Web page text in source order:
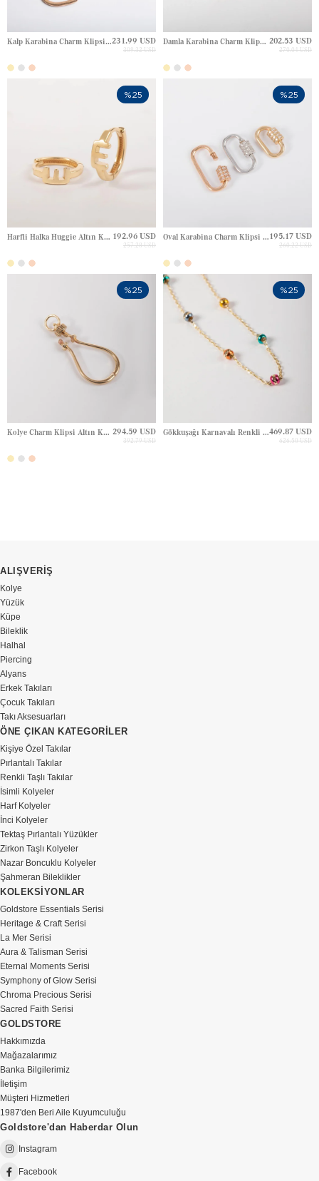
Kalp Karabina Charm Klipsi Altın Kolye231.99 USD
309.32 USD
Damla Karabina Charm Klipsi Altın Kolye Ucu 202.53 USD
270.04 USD
Harfli Halka Huggie Altın Küpe 192.96 USD
257.28 USD
%25
Oval Karabina Charm Klipsi Altın Kolye195.17 USD
260.22 USD
%25
Kolye Charm Klipsi Altın Kolye 294.59 USD
392.79 USD
%25
Gökkuşağı Karnavalı Renkli Dorika Altın Kolye469.87 USD
626.50 USD
%25
ALIŞVERİŞ
Kolye
Yüzük
Küpe
Bileklik
Halhal
Piercing
Alyans
Erkek Takıları
Çocuk Takıları
Takı Aksesuarları
ÖNE ÇIKAN KATEGORİLER
Kişiye Özel Takılar
Pırlantalı Takılar
Renkli Taşlı Takılar
İsimli Kolyeler
Harf Kolyeler
İnci Kolyeler
Tektaş Pırlantalı Yüzükler
Zirkon Taşlı Kolyeler
Nazar Boncuklu Kolyeler
Şahmeran Bileklikler
KOLEKSİYONLAR
Goldstore Essentials Serisi
Heritage & Craft Serisi
La Mer Serisi
Aura & Talisman Serisi
Eternal Moments Serisi
Symphony of Glow Serisi
Chroma Precious Serisi
Sacred Faith Serisi
GOLDSTORE
Hakkımızda
Mağazalarımız
Banka Bilgilerimiz
İletişim
Müşteri Hizmetleri
1987'den Beri Aile Kuyumculuğu
Goldstore'dan Haberdar Olun
Instagram
Facebook